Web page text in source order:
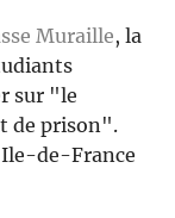
Muraille, la
sur "le
de prison".
Ile-de-France